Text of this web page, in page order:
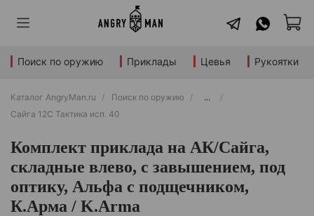
Поиск по оружию Приклады Цевья Рукоятки
Каталог AngryMan.ru Поиск по оружию
...
Сайга 12С Тактика исп. 40
Комплект приклада на АК/Сайга,
складные влево, с завышением, под
оптику, Альфа с подщечником,
К.Арма / K.Arma